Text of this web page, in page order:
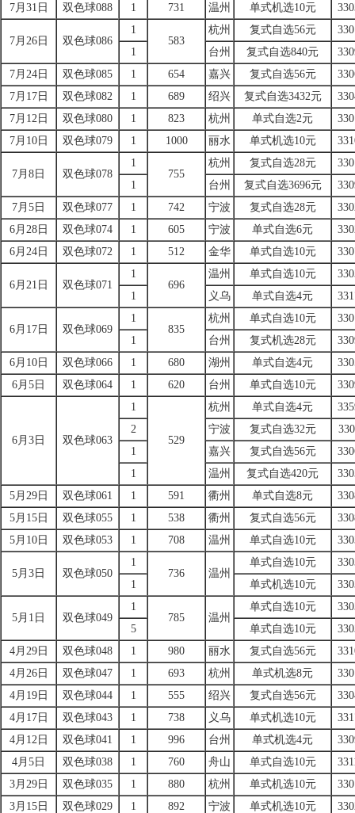
7月31日
双色球088 1 731 温州 单式机选10元
7月26日 双色球086
1
583
杭州 复式自选56元
1
台州 复式自选840元
7月24日
双色球085 1 654 嘉兴 复式自选56元
7月17日
双色球082 1 689 绍兴 复式自选3432元
7月12日
双色球080 1 823 杭州 单式自选2元
7月10日
双色球079 1 1000 丽水 单式机选10元
7月8日 双色球078
1
755
杭州 复式自选28元
1
台州 复式自选3696元
7月5日
双色球077 1 742 宁波 复式自选28元
6月28日
双色球074 1 605 宁波 单式自选6元
6月24日
双色球072 1 512 金华 单式自选10元
6月21日 双色球071
1
696
温州 单式自选10元
1
义乌 单式自选4元
6月17日 双色球069
1
835
杭州 单式自选10元
1
台州 复式机选28元
6月10日
双色球066 1 680 湖州 单式自选4元
6月5日
双色球064 1 620 台州 单式自选10元
6月3日 双色球063
1
529
杭州 单式自选4元
2
宁波 复式自选32元
1
嘉兴 复式自选56元
1
温州 复式自选420元
5月29日
双色球061 1 591 衢州 单式自选8元
5月15日
双色球055 1 538 衢州 复式自选56元
5月10日
双色球053 1 708 温州 单式自选10元
5月3日 双色球050
1
736
温州
单式自选10元
1
单式机选10元
5月1日 双色球049
1
785
温州
单式自选10元
5
单式自选10元
4月29日
双色球048 1 980 丽水 复式自选56元
4月26日
双色球047 1 693 杭州 单式机选8元
4月19日
双色球044 1 555 绍兴 复式自选56元
4月17日
双色球043 1 738 义乌 单式机选10元
4月12日
双色球041 1 996 台州 单式机选4元
4月5日
双色球038 1 760 舟山 单式自选10元
3月29日
双色球035 1 880 杭州 单式机选10元
3月15日
双色球029 1 892 宁波 单式机选10元